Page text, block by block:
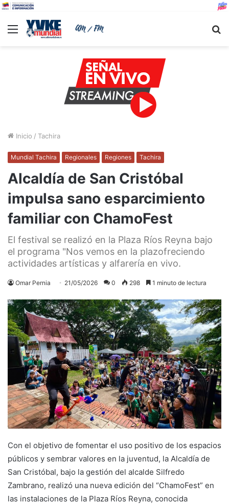
Menu
Inicio / Tachira
Mundial Tachira Regionales Regiones Tachira
Alcaldía de San Cristóbal
impulsa sano esparcimiento
familiar con ChamoFest
El festival se realizó en la Plaza Ríos Reyna bajo
el programa "Nos vemos en la plazofreciendo
actividades artísticas y alfarería en vivo.
Omar Pernia 21/05/2026 0 298 1 minuto de lectura
Con el objetivo de fomentar el uso positivo de los espacios
públicos y sembrar valores en la juventud, la Alcaldía de
San Cristóbal, bajo la gestión del alcalde Silfredo
Zambrano, realizó una nueva edición del “ChamoFest” en
las instalaciones de la Plaza Ríos Reyna, conocida